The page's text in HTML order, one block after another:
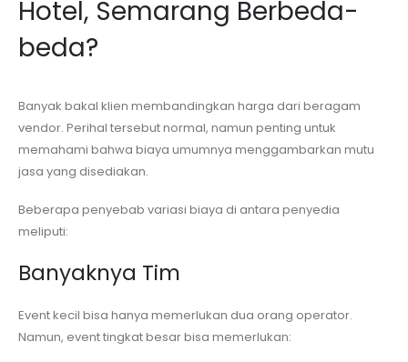
Hotel, Semarang Berbeda-
beda?
Banyak bakal klien membandingkan harga dari beragam
vendor. Perihal tersebut normal, namun penting untuk
memahami bahwa biaya umumnya menggambarkan mutu
jasa yang disediakan.
Beberapa penyebab variasi biaya di antara penyedia
meliputi:
Banyaknya Tim
Event kecil bisa hanya memerlukan dua orang operator.
Namun, event tingkat besar bisa memerlukan: